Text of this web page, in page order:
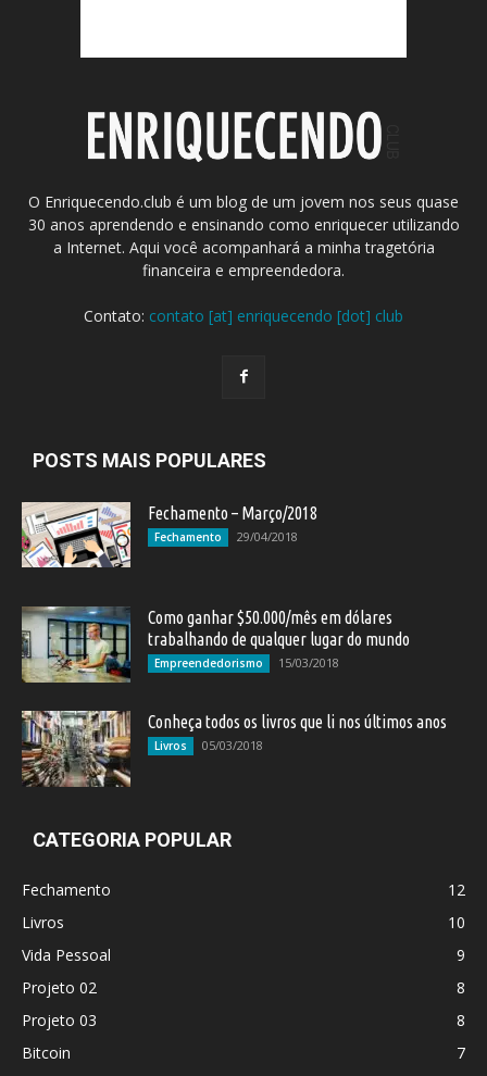
O Enriquecendo.club é um blog de um jovem nos seus quase
30 anos aprendendo e ensinando como enriquecer utilizando
a Internet. Aqui você acompanhará a minha tragetória
financeira e empreendedora.
Contato: contato [at] enriquecendo [dot] club
POSTS MAIS POPULARES
Fechamento – Março/2018
Fechamento 29/04/2018
Como ganhar $50.000/mês em dólares
trabalhando de qualquer lugar do mundo
Empreendedorismo 15/03/2018
Conheça todos os livros que li nos últimos anos
Livros 05/03/2018
CATEGORIA POPULAR
Fechamento
12
Livros
10
Vida Pessoal
9
Projeto 02
8
Projeto 03
8
Bitcoin
7